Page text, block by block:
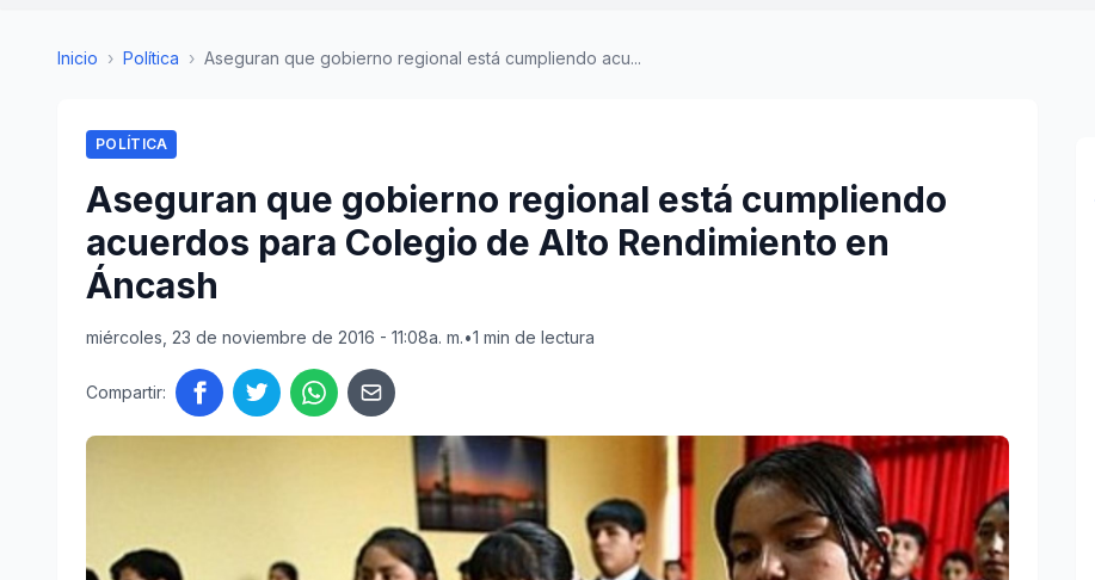
Inicio › Política › Aseguran que gobierno regional está cumpliendo acu...
POLÍTICA
Aseguran que gobierno regional está cumpliendo
acuerdos para Colegio de Alto Rendimiento en
Áncash
miércoles, 23 de noviembre de 2016 - 11:08a. m.•1 min de lectura
Compartir: